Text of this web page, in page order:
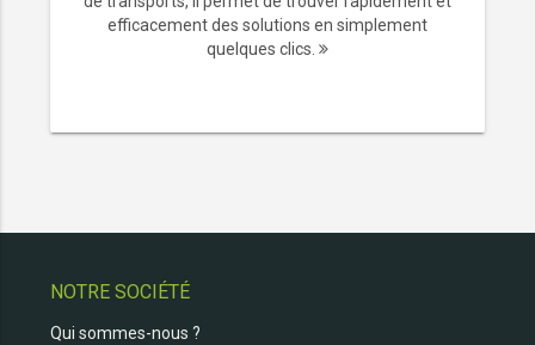
efficacement des solutions en simplement
quelques clics.
NOTRE SOCIÉTÉ
Qui sommes-nous ?